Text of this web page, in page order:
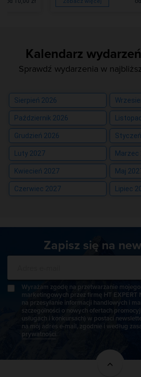
Kalendarz
Sprawdź wydarzenia w
Sierpień 2026
Październik 2026
Grudzień 2026
Luty 2027 Marzec
Kwiecień 2027 Maj
Czerwiec 2027 Lipiec
Zapisz się na
Wyrażam zgodę na przetwarzanie
marketingowych przez firmę HT
na przesyłanie informacji handlowych i
szczególności o nowych ofertach
usługach i konkursach) w postaci
na mój adres e-mail, zgodnie i według
prywatności.